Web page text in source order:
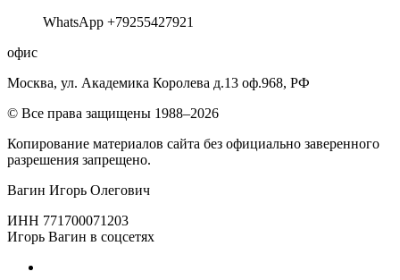
WhatsApp +79255427921
офис
Москва, ул. Академика Королева д.13 оф.968, РФ
© Все права защищены 1988–2026
Копирование материалов сайта без официально заверенного
разрешения запрещено.
Вагин Игорь Олегович
ИНН 771700071203
Игорь Вагин в соцсетях